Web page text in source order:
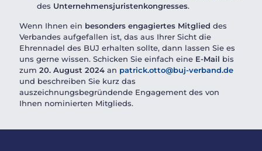
des Unternehmensjuristenkongresses.
Wenn Ihnen ein besonders engagiertes Mitglied des
Verbandes aufgefallen ist, das aus Ihrer Sicht die
Ehrennadel des BUJ erhalten sollte, dann lassen Sie es
uns gerne wissen. Schicken Sie einfach eine E-Mail bis
zum 20. August 2024 an patrick.otto@buj-verband.de
und beschreiben Sie kurz das
auszeichnungsbegründende Engagement des von
Ihnen nominierten Mitglieds.